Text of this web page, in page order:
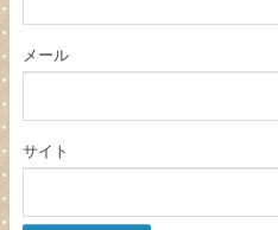
メール
サイト